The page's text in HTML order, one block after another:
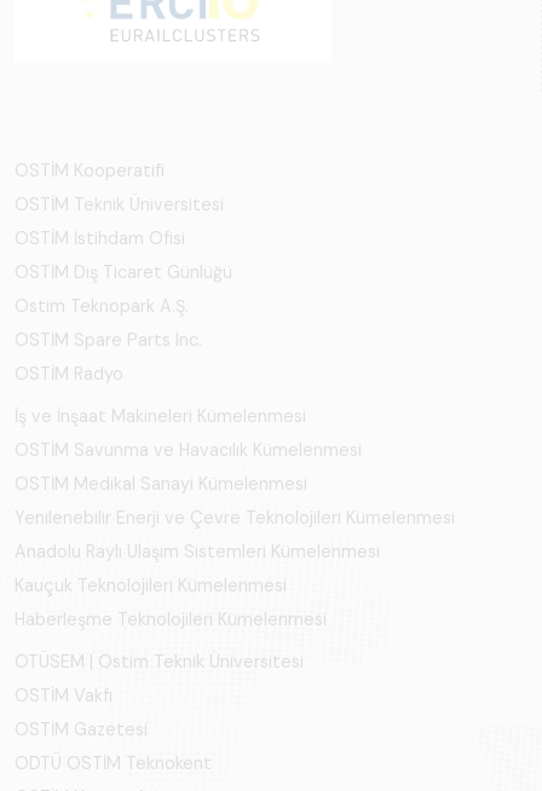
OSTİM Kooperatifi
OSTİM Teknik Üniversitesi
OSTİM İstihdam Ofisi
OSTİM Dış Ticaret Günlüğü
Ostim Teknopark A.Ş.
OSTİM Spare Parts Inc.
OSTİM Radyo
İş ve İnşaat Makineleri Kümelenmesi
OSTİM Savunma ve Havacılık Kümelenmesi
OSTİM Medikal Sanayi Kümelenmesi
Yenilenebilir Enerji ve Çevre Teknolojileri Kümelenmesi
Anadolu Raylı Ulaşım Sistemleri Kümelenmesi
Kauçuk Teknolojileri Kümelenmesi
Haberleşme Teknolojileri Kümelenmesi
OTÜSEM | Ostim Teknik Üniversitesi
OSTİM Vakfı
OSTİM Gazetesi
ODTÜ OSTİM Teknokent